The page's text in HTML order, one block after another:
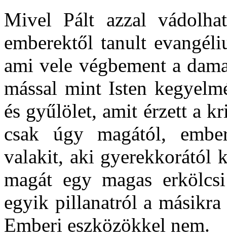
Mivel Pált azzal
emberektől tanult
ami vele végbement a
mással mint Isten
és gyűlölet, amit érzett a
csak úgy magától,
valakit, aki gyerekkorától
magát egy magas
egyik pillanatról a
Emberi eszközökkel nem.